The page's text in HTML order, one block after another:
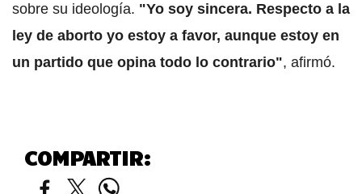
sobre su ideología. "Yo soy sincera. Respecto a la
ley de aborto yo estoy a favor, aunque estoy en
un partido que opina todo lo contrario", afirmó.
COMPARTIR: